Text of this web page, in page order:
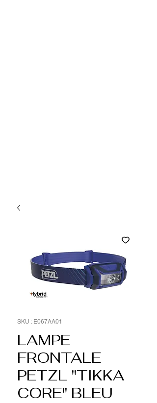
SKU : E067AA01
LAMPE
FRONTALE
PETZL "TIKKA
CORE" BLEU